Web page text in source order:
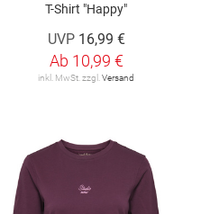
T-Shirt "Happy"
UVP 16,99 €
Ab 10,99 €
inkl. MwSt. zzgl. Versand